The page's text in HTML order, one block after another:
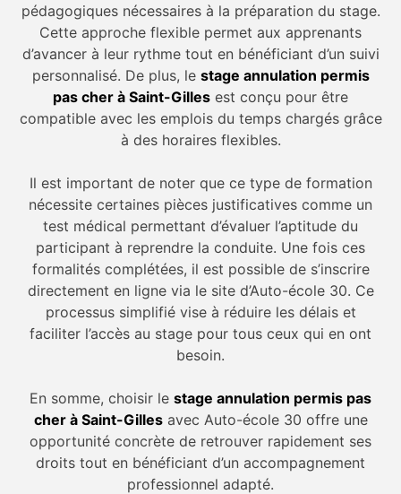
pédagogiques nécessaires à la préparation du stage.
Cette approche flexible permet aux apprenants
d’avancer à leur rythme tout en bénéficiant d’un suivi
personnalisé. De plus, le stage annulation permis
pas cher à Saint-Gilles est conçu pour être
compatible avec les emplois du temps chargés grâce
à des horaires flexibles.
Il est important de noter que ce type de formation
nécessite certaines pièces justificatives comme un
test médical permettant d’évaluer l’aptitude du
participant à reprendre la conduite. Une fois ces
formalités complétées, il est possible de s’inscrire
directement en ligne via le site d’Auto-école 30. Ce
processus simplifié vise à réduire les délais et
faciliter l’accès au stage pour tous ceux qui en ont
besoin.
En somme, choisir le stage annulation permis pas
cher à Saint-Gillesavec Auto-école 30 offre une
opportunité concrète de retrouver rapidement ses
droits tout en bénéficiant d’un accompagnement
professionnel adapté.